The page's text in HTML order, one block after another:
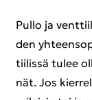
Pullo ja
den
tii­lis­sä tulee
nät. Jos